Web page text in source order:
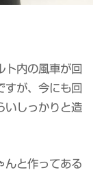
ト内の風車が回
すが、今にも回
いしっかりと造
んと作ってある